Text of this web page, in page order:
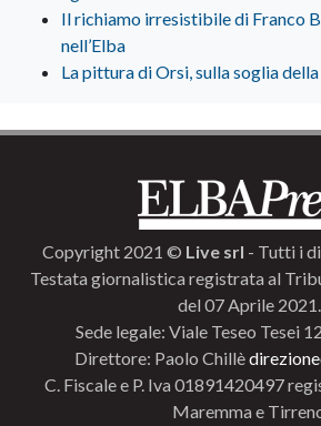
Il richiamo irresistibile di Franco
nell’Elba
La pittura di Orsi, sulla soglia
Copyright 2021 © Live srl - Tutti i
Testata giornalistica registrata al
del 07 Aprile 2021.
Sede legale: Viale Teseo Tesei
Direttore: Paolo Chillè
C. Fiscale e P. Iva 01891420497
Maremma e